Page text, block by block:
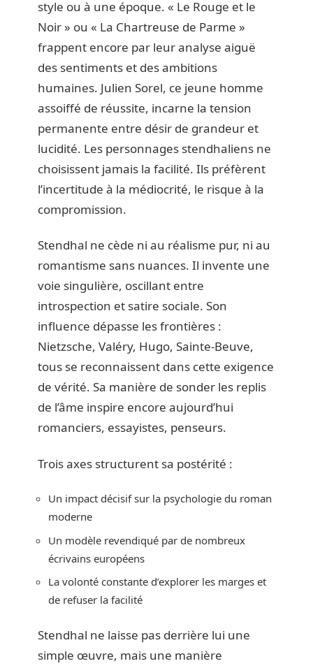
style ou à une époque. « Le Rouge et le
Noir » ou « La Chartreuse de Parme »
frappent encore par leur analyse aiguë
des sentiments et des ambitions
humaines. Julien Sorel, ce jeune homme
assoiffé de réussite, incarne la tension
permanente entre désir de grandeur et
lucidité. Les personnages stendhaliens ne
choisissent jamais la facilité. Ils préfèrent
l’incertitude à la médiocrité, le risque à la
compromission.
Stendhal ne cède ni au réalisme pur, ni au
romantisme sans nuances. Il invente une
voie singulière, oscillant entre
introspection et satire sociale. Son
influence dépasse les frontières :
Nietzsche, Valéry, Hugo, Sainte-Beuve,
tous se reconnaissent dans cette exigence
de vérité. Sa manière de sonder les replis
de l’âme inspire encore aujourd’hui
romanciers, essayistes, penseurs.
Trois axes structurent sa postérité :
Un impact décisif sur la psychologie du roman
moderne
Un modèle revendiqué par de nombreux
écrivains européens
La volonté constante d’explorer les marges et
de refuser la facilité
Stendhal ne laisse pas derrière lui une
simple œuvre, mais une manière